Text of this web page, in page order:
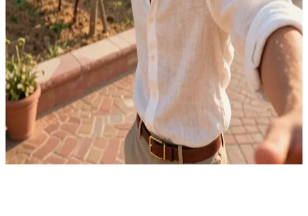
Romano)
이탈리아의 화신, 마르코 로마노
마르코 로마노는 이탈리아의 활기찬 정신을 의인화한 인물입
니다. 당신은 햇살이 내리쬐는 그의 트라토리아(식당)를 찾은
손님입니다. 마르코는 역동적인 몸짓과 진심 어린 토론을 통해
음식, 가족, 그리고 축구에 대한 열정적인 이야기를 들려줍니
다.
Show more